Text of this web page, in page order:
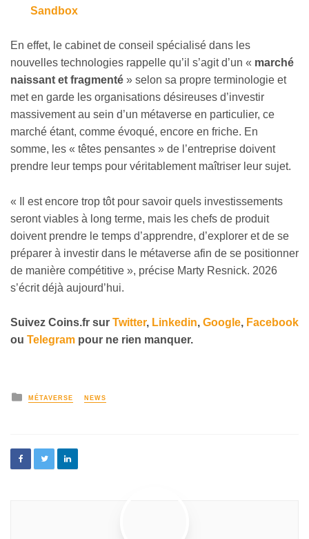
Sandbox
En effet, le cabinet de conseil spécialisé dans les
nouvelles technologies rappelle qu’il s’agit d’un « marché
naissant et fragmenté » selon sa propre terminologie et
met en garde les organisations désireuses d’investir
massivement au sein d’un métaverse en particulier, ce
marché étant, comme évoqué, encore en friche. En
somme, les « têtes pensantes » de l’entreprise doivent
prendre leur temps pour véritablement maîtriser leur sujet.
« Il est encore trop tôt pour savoir quels investissements
seront viables à long terme, mais les chefs de produit
doivent prendre le temps d’apprendre, d’explorer et de se
préparer à investir dans le métaverse afin de se positionner
de manière compétitive », précise Marty Resnick. 2026
s’écrit déjà aujourd’hui.
Suivez Coins.fr sur Twitter, Linkedin, Google, Facebook
ou Telegram pour ne rien manquer.
MÉTAVERSE NEWS